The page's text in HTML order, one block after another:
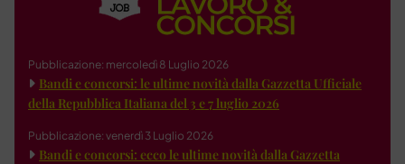
Pubblicazione: mercoledì 8 Luglio 2026
Bandi e concorsi: le ultime novità dalla Gazzetta Ufficiale
della Repubblica Italiana del 3 e 7 luglio 2026
Pubblicazione: venerdì 3 Luglio 2026
Bandi e concorsi: ecco le ultime novità dalla Gazzetta